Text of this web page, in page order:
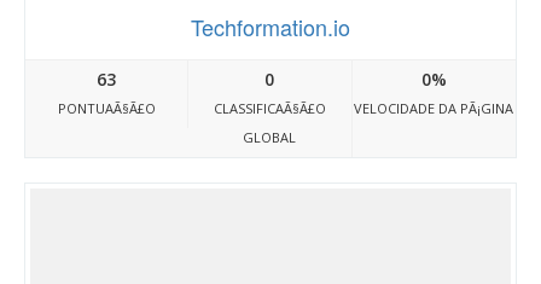
Techformation.io
63
PONTUAÃ§Ã£O
0
CLASSIFICAÃ§Ã£O
GLOBAL
0%
VELOCIDADE DA PÃ¡GINA